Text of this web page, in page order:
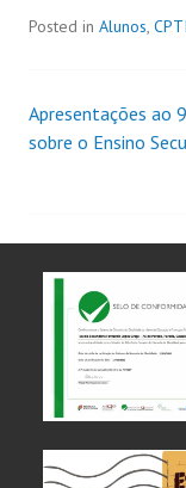
Posted in Alunos,
Apresentações ao
sobre o Ensino